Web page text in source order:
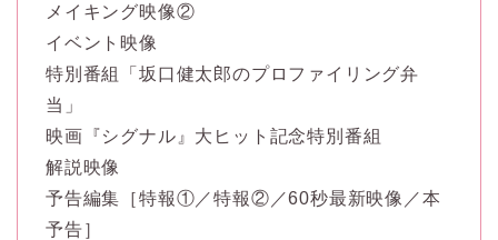
メイキング映像②
イベント映像
特別番組「坂口健太郎のプロファイリング弁
当」
映画『シグナル』大ヒット記念特別番組
解説映像
予告編集［特報①／特報②／60秒最新映像／本
予告］